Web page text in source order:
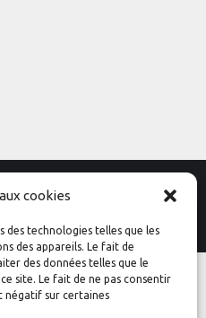
cookies
des technologies telles que les
des appareils. Le fait de
des données telles que le
site. Le fait de ne pas consentir
négatif sur certaines